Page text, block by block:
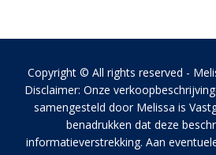
Copyright © All rights reserved -
Disclaimer: Onze
samengesteld door Melissa is
benadrukken dat deze
informatieverstrekking. Aan